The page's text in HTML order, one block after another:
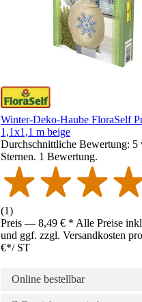
Winter-Deko-Haube FloraSelf
1,1x1,1 m beige
Durchschnittliche Bewertung: 5
Sternen. 1 Bewertung.
(1)
Preis — 8,49 € * Alle Preise
und ggf. zzgl. Versandkosten
€*/ ST
Online bestellbar